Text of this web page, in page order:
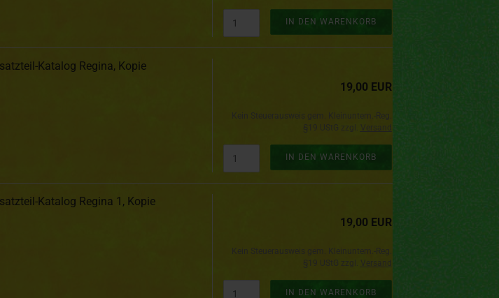
IN DEN WARENKORB
Katalog Regina, Kopie
19,00 EUR
IN DEN WARENKORB
Katalog Regina 1, Kopie
19,00 EUR
IN DEN WARENKORB